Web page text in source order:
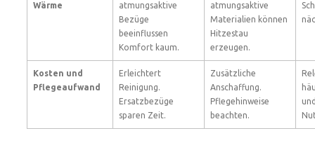
Wärme
atmungsaktive
Bezüge
beeinflussen
Komfort kaum.
atmungsaktive
Materialien können
Hitzestau
erzeugen.
Kosten und
Pflegeaufwand
Erleichtert
Reinigung.
Ersatzbezüge
sparen Zeit.
Zusätzliche
Anschaffung.
Pflegehinweise
beachten.